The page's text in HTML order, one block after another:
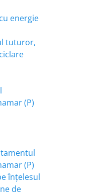
energie
tuturor,
(P)
(P)
înțelesul
de